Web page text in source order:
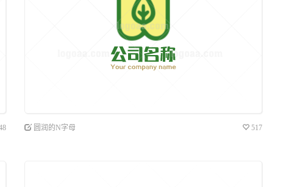
圆润的N字母 517